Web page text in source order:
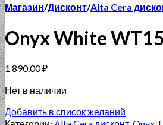
Магазин/Дисконт/Alta Cera
Onyx White
1 890.00₽
Нет в наличии
Добавить в список желаний